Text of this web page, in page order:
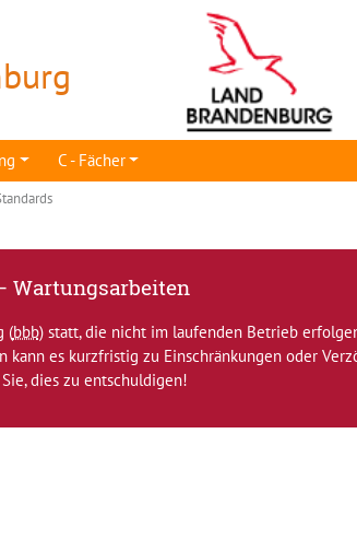
C - Fächer
Wartungsarbeiten
(bbb) statt, die nicht im laufenden Betrieb
es kurzfristig zu Einschränkungen oder
dies zu entschuldigen!